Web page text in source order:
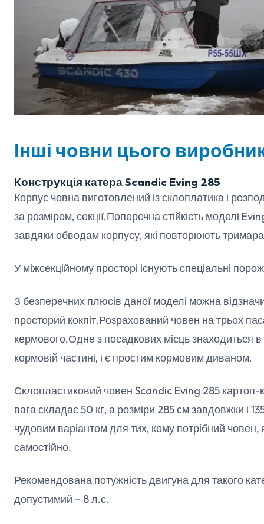
Інші човни цього
Конструкція катера Scandic Eving 285
Корпус човна виготовлений із склоплатика і
за розміром, секції.Поперечна стійкість моделі
завдяки обводам корпусу, які повторюють
У міжсекційному просторі існують спеціальні
З безперечних плюсів даної моделі можна
просторий кокпіт.Розрахований човен на трьох
кермового.Одне з посадкових місць знаходиться
кормовій частині, і є простим кормовим диваном.
Склопластиковий човен Scandic Eving 285 картоп-
вага складає 50 кг, а розміри 285 см завдовжки і
чудовим варіантом для тих, кому потрібний човен,
самостійно.
Рекомендована потужність двигуна для такого
допустимий – 8 л.с.